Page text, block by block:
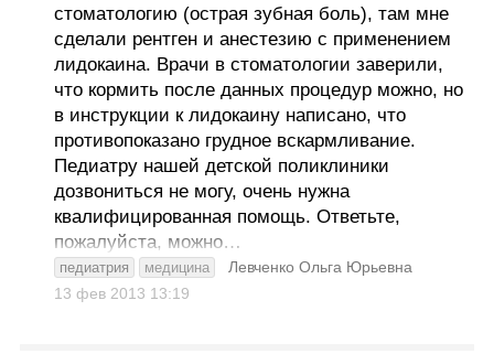
стоматологию (острая зубная боль), там мне
сделали рентген и анестезию с применением
лидокаина. Врачи в стоматологии заверили,
что кормить после данных процедур можно, но
в инструкции к лидокаину написано, что
противопоказано грудное вскармливание.
Педиатру нашей детской поликлиники
дозвониться не могу, очень нужна
квалифицированная помощь. Ответьте,
пожалуйста, можно…
педиатрия медицина
Левченко Ольга Юрьевна
13 фев 2013 13:19